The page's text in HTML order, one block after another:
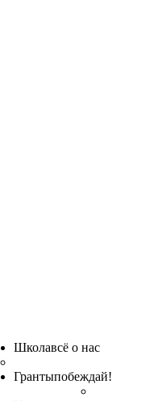
Школавсё о нас
Грантыпобеждай!